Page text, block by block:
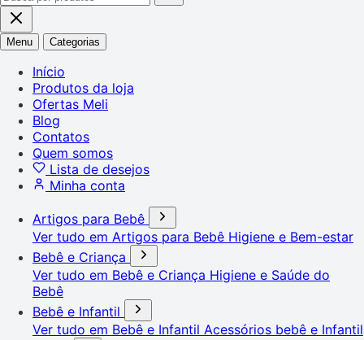
Menu Categorias
Início
Produtos da loja
Ofertas Meli
Blog
Contatos
Quem somos
Lista de desejos
Minha conta
Artigos para Bebê
Ver tudo em Artigos para Bebê Higiene e Bem-estar
Bebê e Criança
Ver tudo em Bebê e Criança Higiene e Saúde do
Bebê
Bebê e Infantil
Ver tudo em Bebê e Infantil Acessórios bebê e Infantil